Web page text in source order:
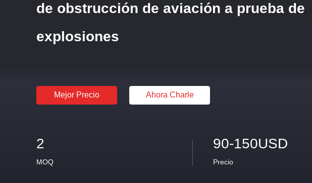
de obstrucción de aviación a prueba de
explosiones
Mejor Precio Ahora Charle
2
MOQ
90-150USD
Precio